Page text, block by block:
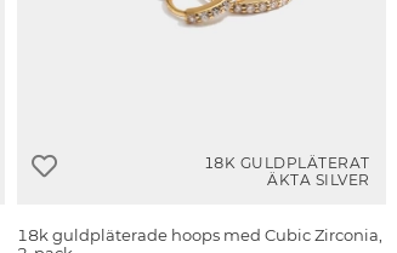
18K GULDPLÄTERAT
ÄKTA SILVER
18k guldpläterade hoops med Cubic Zirconia,